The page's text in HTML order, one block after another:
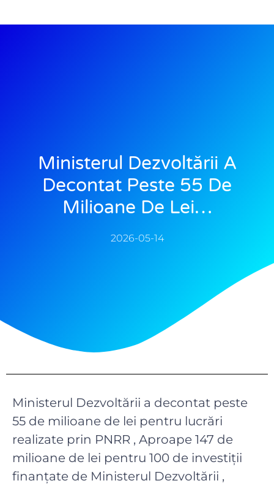
Ministerul Dezvoltării A
Decontat Peste 55 De
Milioane De Lei…
2026-05-14
Ministerul Dezvoltării a decontat peste
55 de milioane de lei pentru lucrări
realizate prin PNRR , Aproape 147 de
milioane de lei pentru 100 de investiții
finanțate de Ministerul Dezvoltării ,